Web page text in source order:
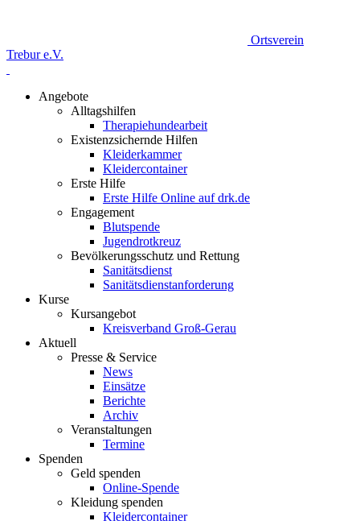
Ortsverein
Trebur e.V.
Angebote
Alltagshilfen
Therapiehundearbeit
Existenzsichernde Hilfen
Kleiderkammer
Kleidercontainer
Erste Hilfe
Erste Hilfe Online auf drk.de
Engagement
Blutspende
Jugendrotkreuz
Bevölkerungsschutz und Rettung
Sanitätsdienst
Sanitätsdienstanforderung
Kurse
Kursangebot
Kreisverband Groß-Gerau
Aktuell
Presse & Service
News
Einsätze
Berichte
Archiv
Veranstaltungen
Termine
Spenden
Geld spenden
Online-Spende
Kleidung spenden
Kleidercontainer